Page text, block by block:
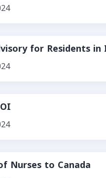
for Residents in
Nurses to Canada